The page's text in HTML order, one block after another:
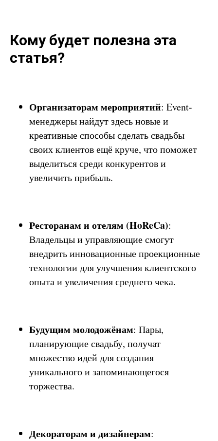
Кому будет полезна эта
статья?
Организаторам мероприятий: Event-
менеджеры найдут здесь новые и
креативные способы сделать свадьбы
своих клиентов ещё круче, что поможет
выделиться среди конкурентов и
увеличить прибыль.
Ресторанам и отелям (HoReCa):
Владельцы и управляющие смогут
внедрить инновационные проекционные
технологии для улучшения клиентского
опыта и увеличения среднего чека.
Будущим молодожёнам: Пары,
планирующие свадьбу, получат
множество идей для создания
уникального и запоминающегося
торжества.
Декораторам и дизайнерам: